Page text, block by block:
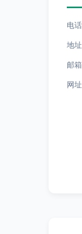
电
地
邮
网址